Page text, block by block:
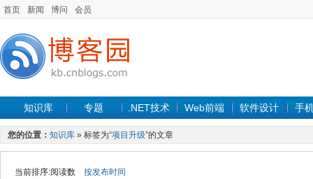
首页 新闻 博问 会员
知识库 专题 .NET技术 Web前端 软件设计 手
您的位置： 知识库 » 标签为“项目升级”的文章
当前排序:阅读数 按发布时间